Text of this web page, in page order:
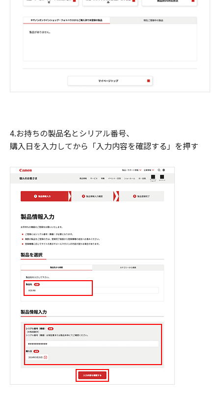
4.お持ちの製品名とシリアル番号、
購入日を入力してから「入力内容を確認する」を押す